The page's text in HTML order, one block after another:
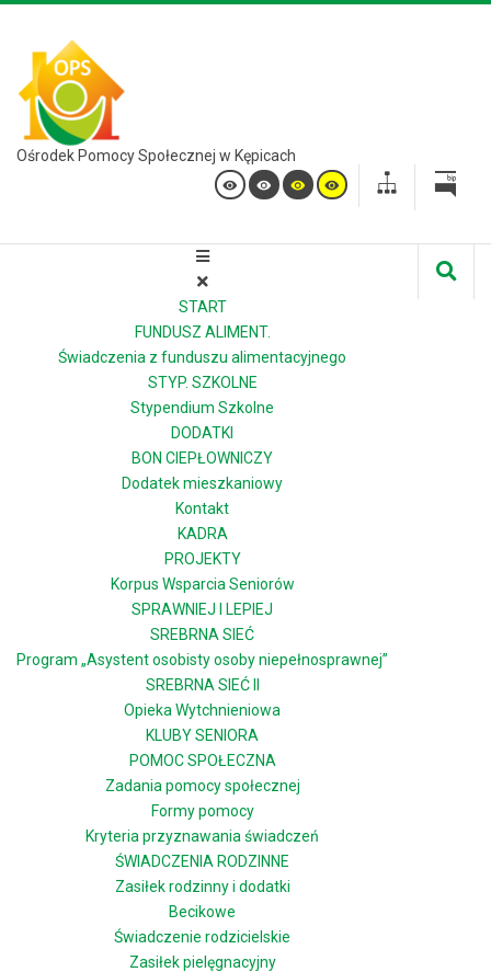
Ośrodek Pomocy Społecznej w Kępicach
START
FUNDUSZ ALIMENT.
Świadczenia z funduszu alimentacyjnego
STYP. SZKOLNE
Stypendium Szkolne
DODATKI
BON CIEPŁOWNICZY
Dodatek mieszkaniowy
Kontakt
KADRA
PROJEKTY
Korpus Wsparcia Seniorów
SPRAWNIEJ I LEPIEJ
SREBRNA SIEĆ
Program „Asystent osobisty osoby niepełnosprawnej”
SREBRNA SIEĆ II
Opieka Wytchnieniowa
KLUBY SENIORA
POMOC SPOŁECZNA
Zadania pomocy społecznej
Formy pomocy
Kryteria przyznawania świadczeń
ŚWIADCZENIA RODZINNE
Zasiłek rodzinny i dodatki
Becikowe
Świadczenie rodzicielskie
Zasiłek pielęgnacyjny